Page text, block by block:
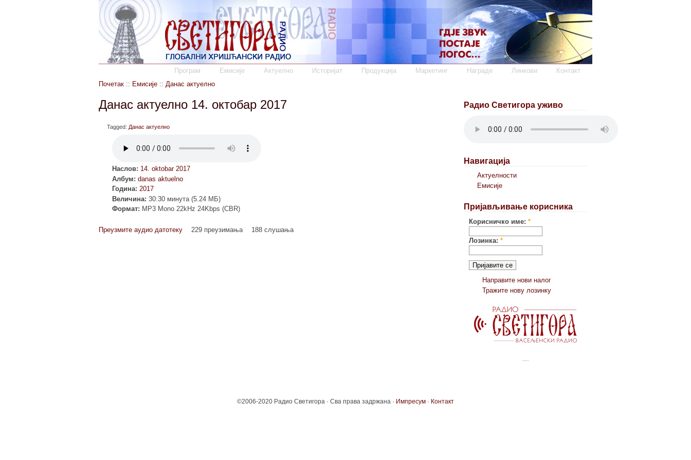
Програм Емисије Актуелно Историјат Продукција Маркетинг Награде Линкови
Контакт
Почетак :: Емисије :: Данас актуелно
Данас актуелно 14. октобар 2017
Tagged: Данас актуелно
Наслов: 14. oktobar 2017
Албум: danas aktuelno
Година: 2017
Величина: 30:30 минута (5.24 МБ)
Формат: MP3 Mono 22kHz 24Kbps (CBR)
Преузмите аудио датотеку 229 преузимања 188 слушања
Радио Светигора уживо
Навигација
Актуелности
Емисије
Пријављивање корисника
Корисничко име: *
Лозинка: *
Направите нови налог
Тражите нову лозинку
©2006-2020 Радио Светигора · Сва права задржана · Импресум · Контакт